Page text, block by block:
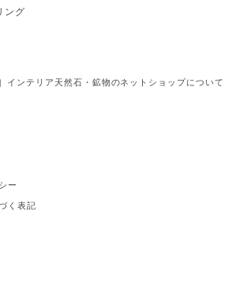
ング
インテリア天然石・鉱物のネットショップについて
ー
く表記